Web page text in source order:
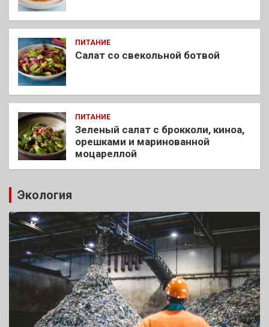
ПИТАНИЕ
Салат со свекольной ботвой
ПИТАНИЕ
Зеленый салат с брокколи, киноа,
орешками и маринованной
моцареллой
Экология